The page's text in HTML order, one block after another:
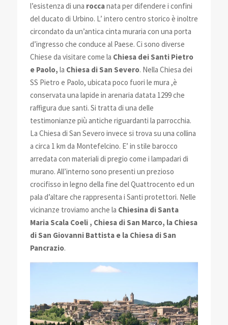
l’esistenza di una roccanata per difendere i confini
del ducato di Urbino. L’ intero centro storico è inoltre
circondato da un’antica cinta muraria con una porta
d’ingresso che conduce al Paese. Ci sono diverse
Chiese da visitare come la Chiesa dei Santi Pietro
e Paolo, la Chiesa di San Severo. Nella Chiesa dei
SS Pietro e Paolo, ubicata poco fuori le mura ,è
conservata una lapide in arenaria datata 1299 che
raffigura due santi. Si tratta di una delle
testimonianze più antiche riguardanti la parrocchia.
La Chiesa di San Severo invece si trova su una collina
a circa 1 km da Montefelcino. E’ in stile barocco
arredata con materiali di pregio come i lampadari di
murano. All’interno sono presenti un prezioso
crocifisso in legno della fine del Quattrocento ed un
pala d’altare che rappresenta i Santi protettori. Nelle
vicinanze troviamo anche la Chiesina di Santa
Maria Scala Coeli , Chiesa di San Marco, la Chiesa
di San Giovanni Battista e la Chiesa di San
Pancrazio.